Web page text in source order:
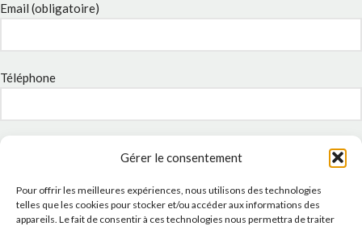
Gérer le consentement
Pour offrir les meilleures expériences, nous utilisons des technologies
telles que les cookies pour stocker et/ou accéder aux informations des
appareils. Le fait de consentir à ces technologies nous permettra de traiter
Email (obligatoire)
Téléphone
Sujet
Message